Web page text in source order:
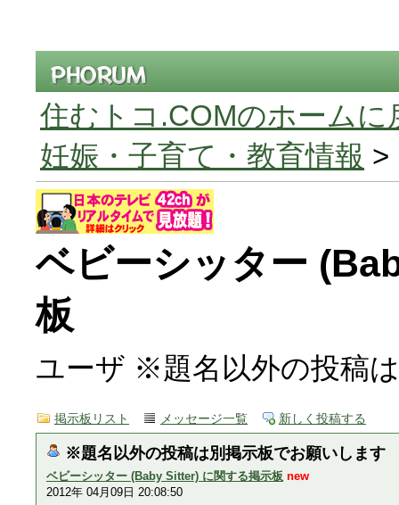
住むトコ.COMのホームに
妊娠・子育て・教育情報 >
ベビーシッター
板
ユーザ ※題名以外の投稿
掲示板リスト メッセージ一覧 新しく投稿する
※題名以外の投稿は別掲示板でお願いします
ベビーシッター (Baby Sitter) に関する掲示板 new
2012年 04月09日 20:08:50